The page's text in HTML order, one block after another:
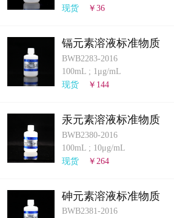
现货
￥36
镉元素溶液标准物质
BWB2283-2016
100mL ; 1μg/mL
现货
￥144
汞元素溶液标准物质
BWB2380-2016
100mL ; 10μg/mL
现货
￥264
砷元素溶液标准物质
BWB2381-2016